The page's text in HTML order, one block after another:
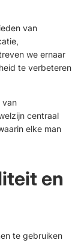
van
we ernaar
te verbeteren
van
centraal
elke man
en
te gebruiken